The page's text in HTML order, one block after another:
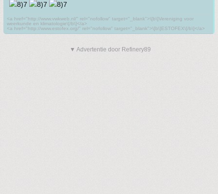
<a href="http://www.vwkweb.nl/" rel="nofollow" target="_blank">\[b\]Vereniging voor
weerkunde en klimatologie\[/b\]</a>
<a href="http://www.estofex.org/" rel="nofollow" target="_blank">\[b\]ESTOFEX\[/b\]</a>
▼ Advertentie door Refinery89